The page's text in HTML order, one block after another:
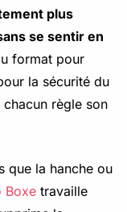
plus
se sentir en
format pour
la sécurité du
chacun règle son
que la hanche ou
Boxe travaille